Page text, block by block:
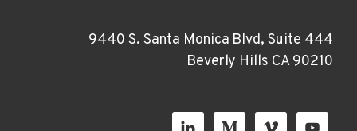
9440 S. Santa Monica Blvd, Suite 444
Beverly Hills CA 90210